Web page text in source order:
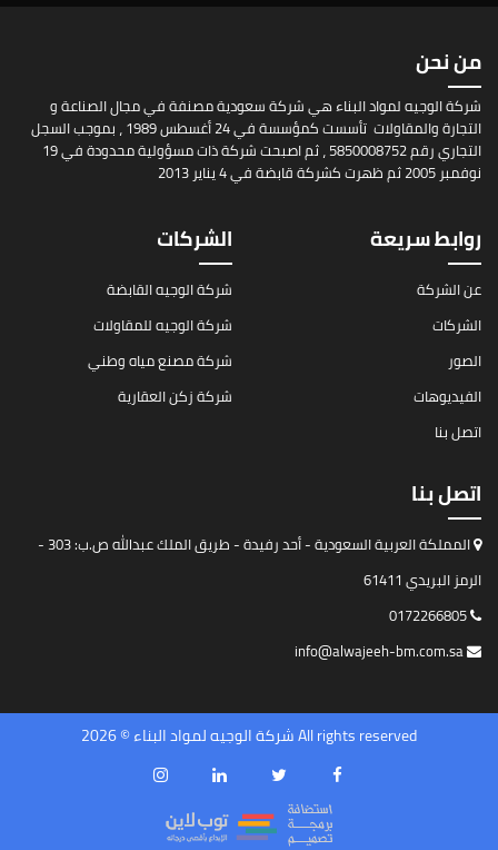
من نحن
شركة الوجيه لمواد البناء هي شركة سعودية مصنفة في مجال الصناعة و
التجارة والمقاولات تأسست كمؤسسة في 24 أغسطس 1989 ، بموجب السجل
التجاري رقم 5850008752 ، ثم اصبحت شركة ذات مسؤولية محدودة في 19
نوفمبر 2005 ثم ظهرت كشركة قابضة في 4 يناير 2013
روابط سريعة
عن الشركة
الشركات
الصور
الفيديوهات
اتصل بنا
الشركات
شركة الوجيه القابضة
شركة الوجيه للمقاولات
شركة مصنع مياه وطني
شركة زكن العقارية
اتصل بنا
المملكة العربية السعودية - أحد رفيدة - طريق الملك عبدالله ص.ب: 303 -
الرمز البريدي 61411
All rights reserved شركة الوجيه لمواد البناء © 2026